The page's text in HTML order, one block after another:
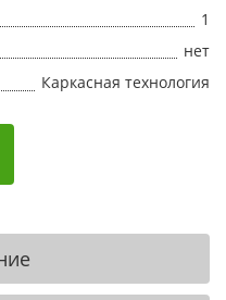
1
нет
Каркасная технология